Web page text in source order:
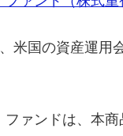
米国の資産運用
ァンドは、本